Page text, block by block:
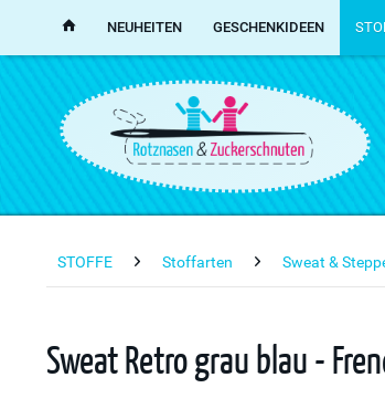
NEUHEITEN GESCHENKIDEEN
STOFFE Stoffarten Sweat &
Sweat Retro grau blau -